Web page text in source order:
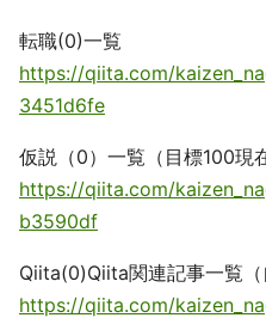
転職(0)一覧
https://qiita.com/
3451d6fe
仮説（0）一覧（目標100現
https://qiita.com/
b3590df
Qiita(0)Qiita関連記事一覧（
https://qiita.com/